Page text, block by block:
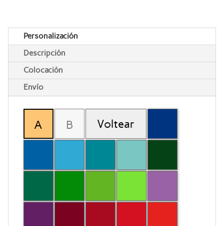
Personalización
Descripción
Colocación
Envío
A B Voltear